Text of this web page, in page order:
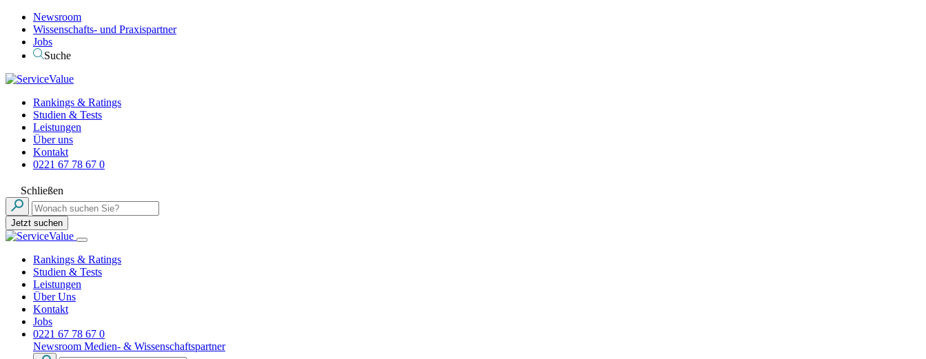
Newsroom
Wissenschafts- und Praxispartner
Jobs
Suche
Rankings & Ratings
Studien & Tests
Leistungen
Über uns
Kontakt
0221 67 78 67 0
Schließen
Jetzt suchen
Rankings & Ratings
Studien & Tests
Leistungen
Über Uns
Kontakt
Jobs
0221 67 78 67 0
Newsroom Medien- & Wissenschaftspartner